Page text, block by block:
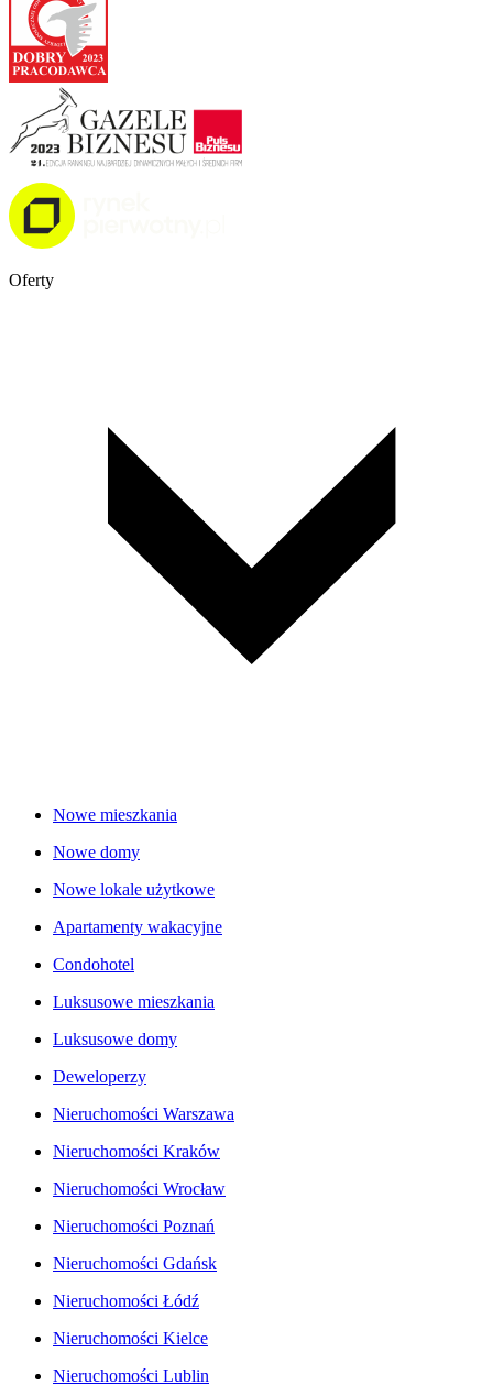
Oferty
Nowe mieszkania
Nowe domy
Nowe lokale użytkowe
Apartamenty wakacyjne
Condohotel
Luksusowe mieszkania
Luksusowe domy
Deweloperzy
Nieruchomości Warszawa
Nieruchomości Kraków
Nieruchomości Wrocław
Nieruchomości Poznań
Nieruchomości Gdańsk
Nieruchomości Łódź
Nieruchomości Kielce
Nieruchomości Lublin